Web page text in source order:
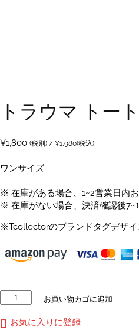
トラウマ トー
¥1,800 (税別) / ¥1,980(税込)
ワンサイズ
※ 在庫がある場合、1~2営業日内お
※ 在庫がない場合、決済確認後
※Tcollectorのブランドタグデザ
ラ
ウ
お買い物カゴに追加
お気に入りに登録